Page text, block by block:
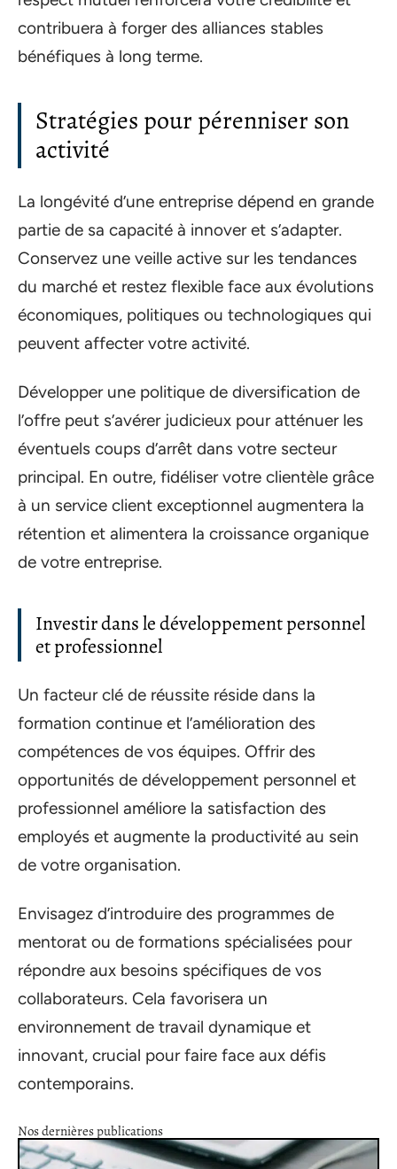
contribuera à forger des alliances stables
bénéfiques à long terme.
Stratégies pour pérenniser son
activité
La longévité d’une entreprise dépend en grande
partie de sa capacité à innover et s’adapter.
Conservez une veille active sur les tendances
du marché et restez flexible face aux évolutions
économiques, politiques ou technologiques qui
peuvent affecter votre activité.
Développer une politique de diversification de
l’offre peut s’avérer judicieux pour atténuer les
éventuels coups d’arrêt dans votre secteur
principal. En outre, fidéliser votre clientèle grâce
à un service client exceptionnel augmentera la
rétention et alimentera la croissance organique
de votre entreprise.
Investir dans le développement personnel
et professionnel
Un facteur clé de réussite réside dans la
formation continue et l’amélioration des
compétences de vos équipes. Offrir des
opportunités de développement personnel et
professionnel améliore la satisfaction des
employés et augmente la productivité au sein
de votre organisation.
Envisagez d’introduire des programmes de
mentorat ou de formations spécialisées pour
répondre aux besoins spécifiques de vos
collaborateurs. Cela favorisera un
environnement de travail dynamique et
innovant, crucial pour faire face aux défis
contemporains.
Nos dernières publications